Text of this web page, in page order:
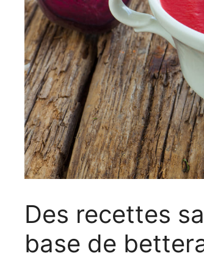
Des recettes
base de